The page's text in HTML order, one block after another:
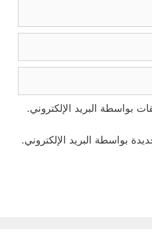
بواسطة البريد الإلكتروني.
بواسطة البريد الإلكتروني.